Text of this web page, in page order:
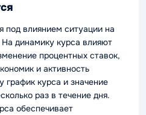
под влиянием ситуации на
динамику курса влияют
процентных ставок,
и активность
график курса и значение
раз в течение дня.
обеспечивает